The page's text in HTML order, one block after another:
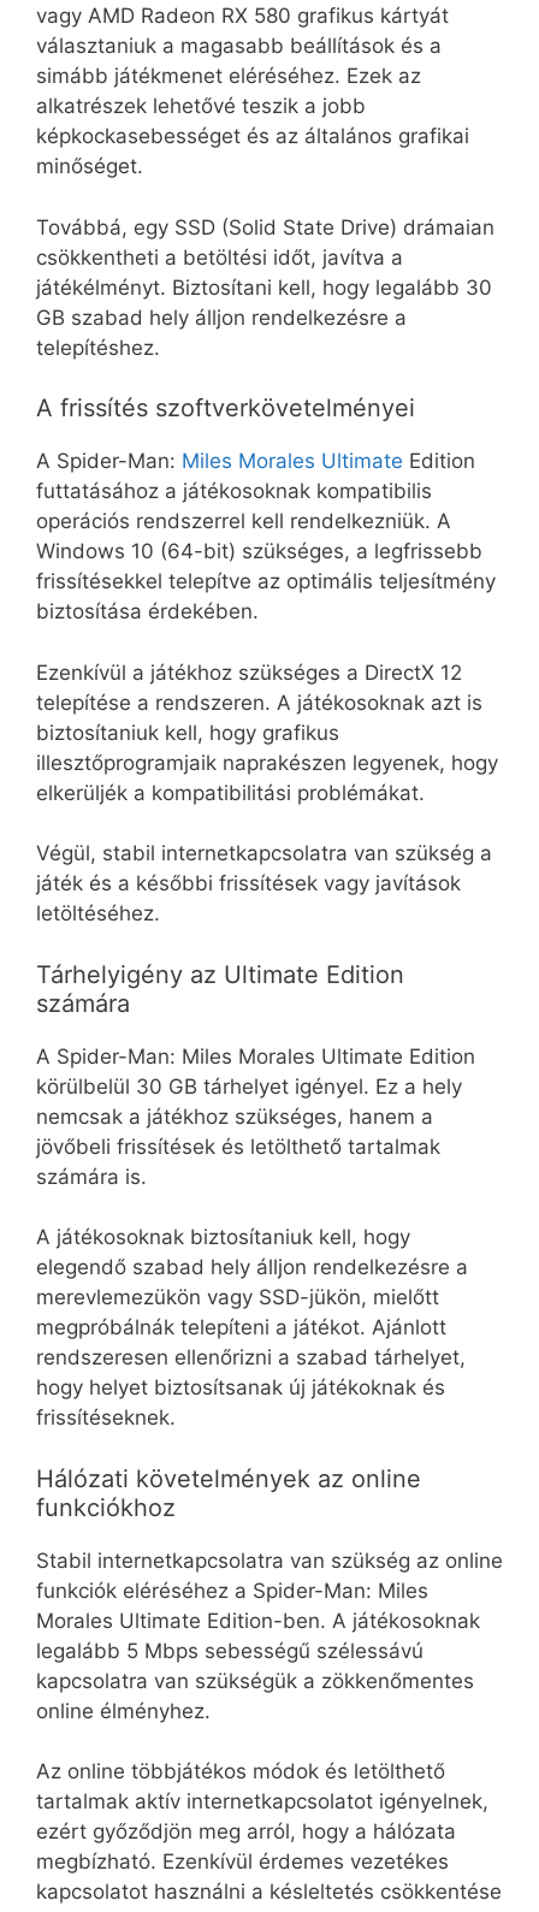
vagy AMD Radeon RX 580 grafikus kártyát
választaniuk a magasabb beállítások és a
simább játékmenet eléréséhez. Ezek az
alkatrészek lehetővé teszik a jobb
képkockasebességet és az általános grafikai
minőséget.
Továbbá, egy SSD (Solid State Drive) drámaian
csökkentheti a betöltési időt, javítva a
játékélményt. Biztosítani kell, hogy legalább 30
GB szabad hely álljon rendelkezésre a
telepítéshez.
A frissítés szoftverkövetelményei
A Spider-Man: Miles Morales Ultimate Edition
futtatásához a játékosoknak kompatibilis
operációs rendszerrel kell rendelkezniük. A
Windows 10 (64-bit) szükséges, a legfrissebb
frissítésekkel telepítve az optimális teljesítmény
biztosítása érdekében.
Ezenkívül a játékhoz szükséges a DirectX 12
telepítése a rendszeren. A játékosoknak azt is
biztosítaniuk kell, hogy grafikus
illesztőprogramjaik naprakészen legyenek, hogy
elkerüljék a kompatibilitási problémákat.
Végül, stabil internetkapcsolatra van szükség a
játék és a későbbi frissítések vagy javítások
letöltéséhez.
Tárhelyigény az Ultimate Edition
számára
A Spider-Man: Miles Morales Ultimate Edition
körülbelül 30 GB tárhelyet igényel. Ez a hely
nemcsak a játékhoz szükséges, hanem a
jövőbeli frissítések és letölthető tartalmak
számára is.
A játékosoknak biztosítaniuk kell, hogy
elegendő szabad hely álljon rendelkezésre a
merevlemezükön vagy SSD-jükön, mielőtt
megpróbálnák telepíteni a játékot. Ajánlott
rendszeresen ellenőrizni a szabad tárhelyet,
hogy helyet biztosítsanak új játékoknak és
frissítéseknek.
Hálózati követelmények az online
funkciókhoz
Stabil internetkapcsolatra van szükség az online
funkciók eléréséhez a Spider-Man: Miles
Morales Ultimate Edition-ben. A játékosoknak
legalább 5 Mbps sebességű szélessávú
kapcsolatra van szükségük a zökkenőmentes
online élményhez.
Az online többjátékos módok és letölthető
tartalmak aktív internetkapcsolatot igényelnek,
ezért győződjön meg arról, hogy a hálózata
megbízható. Ezenkívül érdemes vezetékes
kapcsolatot használni a késleltetés csökkentése